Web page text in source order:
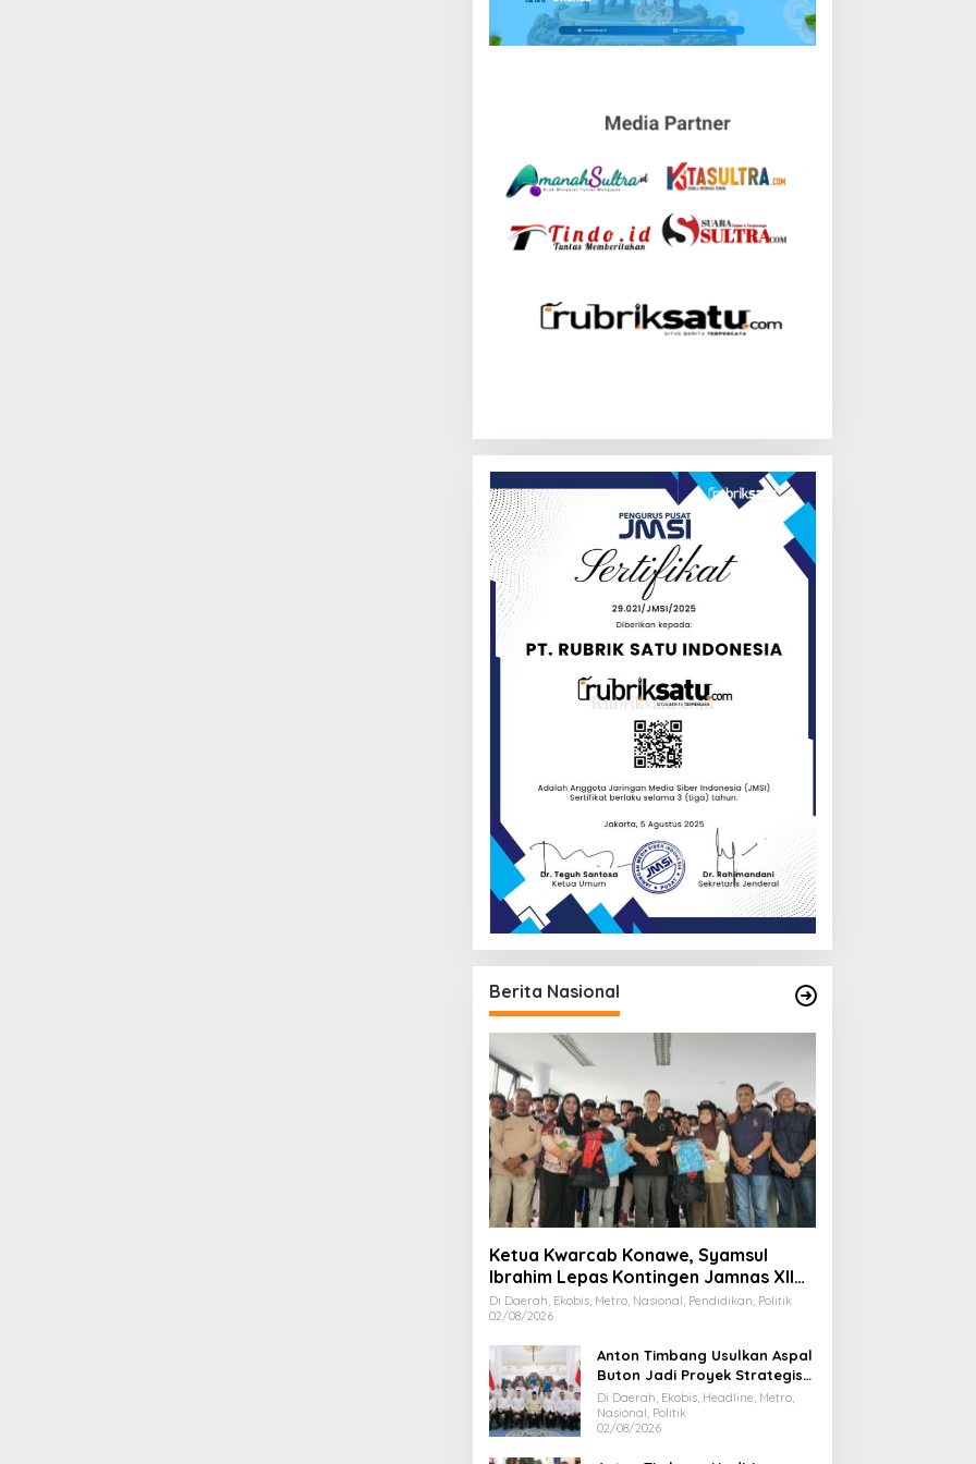
Berita Nasional
Ketua Kwarcab Konawe, Syamsul
Ibrahim Lepas Kontingen Jamnas XII
2026
Di Daerah, Ekobis, Metro, Nasional, Pendidikan, Politik
02/08/2026
Anton Timbang Usulkan Aspal
Buton Jadi Proyek Strategis
Nasional
Di Daerah, Ekobis, Headline, Metro,
Nasional, Politik
02/08/2026